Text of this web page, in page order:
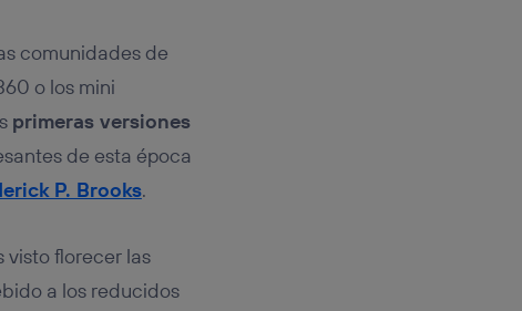
comunidades de
o los mini
primeras versiones
de esta época
P. Brooks.
visto florecer las
a los reducidos